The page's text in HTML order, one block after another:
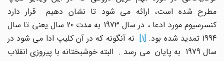
مطرح شده است، ارائه می شود تا نشان دهیم قرار دارد
کنسرسیوم مورد ادعا ، در سال 1973 به مدت 20 سال یعنی تا سال
1994 تمدید شده بود.
[1] نه آنگونه که در آن کلیپ ادا می شود در
سال 1979 به پایان می رسد . البته خوشبختانه با پیروزی انقلاب